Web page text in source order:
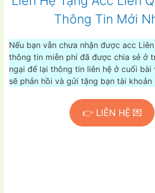
Thông Tin Mới
Nếu bạn vẫn chưa nhận được acc
thông tin miễn phí đã được chia sẻ ở
ngại để lại thông tin liên hệ ở cuối bài
sẽ phản hồi và gửi tặng bạn tài khoản
👉 LIÊN HỆ 💌